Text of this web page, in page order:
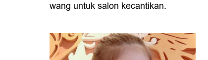
wang untuk salon kecantikan.